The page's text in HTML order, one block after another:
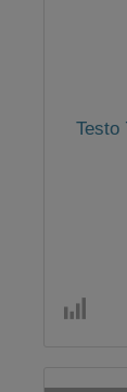
Testo